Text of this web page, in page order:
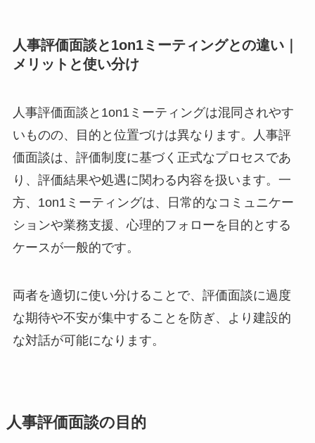
人事評価面談と1on1ミーティングとの違い｜
メリットと使い分け
人事評価面談と1on1ミーティングは混同されやす
いものの、目的と位置づけは異なります。人事評
価面談は、評価制度に基づく正式なプロセスであ
り、評価結果や処遇に関わる内容を扱います。一
方、1on1ミーティングは、日常的なコミュニケー
ションや業務支援、心理的フォローを目的とする
ケースが一般的です。
両者を適切に使い分けることで、評価面談に過度
な期待や不安が集中することを防ぎ、より建設的
な対話が可能になります。
人事評価面談の目的